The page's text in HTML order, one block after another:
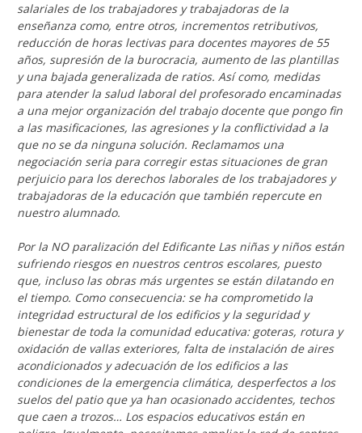
salariales de los trabajadores y trabajadoras de la
enseñanza como, entre otros, incrementos retributivos,
reducción de horas lectivas para docentes mayores de 55
años, supresión de la burocracia, aumento de las plantillas
y una bajada generalizada de ratios. Así como, medidas
para atender la salud laboral del profesorado encaminadas
a una mejor organización del trabajo docente que pongo fin
a las masificaciones, las agresiones y la conflictividad a la
que no se da ninguna solución. Reclamamos una
negociación seria para corregir estas situaciones de gran
perjuicio para los derechos laborales de los trabajadores y
trabajadoras de la educación que también repercute en
nuestro alumnado.
Por la NO paralización del Edificante Las niñas y niños están
sufriendo riesgos en nuestros centros escolares, puesto
que, incluso las obras más urgentes se están dilatando en
el tiempo. Como consecuencia: se ha comprometido la
integridad estructural de los edificios y la seguridad y
bienestar de toda la comunidad educativa: goteras, rotura y
oxidación de vallas exteriores, falta de instalación de aires
acondicionados y adecuación de los edificios a las
condiciones de la emergencia climática, desperfectos a los
suelos del patio que ya han ocasionado accidentes, techos
que caen a trozos… Los espacios educativos están en